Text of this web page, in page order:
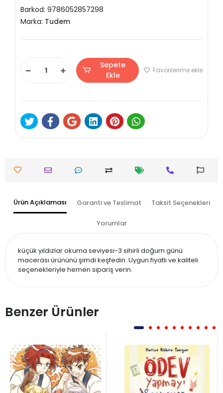
Barkod: 9786052857298
Marka: Tudem
Sepete
Ekle
Favorilerime ekle
Ürün Açıklaması Garanti ve Teslimat Taksit Seçenekleri
Yorumlar
küçük yıldızlar okuma seviyesi-3 sihirli doğum günü
macerası ürününü şimdi keşfedin. Uygun fiyatlı ve kaliteli
seçenekleriyle hemen sipariş verin.
Benzer Ürünler